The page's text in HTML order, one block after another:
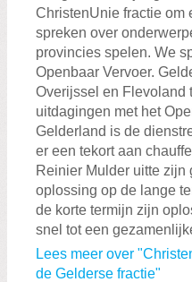
ChristenUnie fractie om
spreken over
provincies spelen. We
Openbaar Vervoer.
Overijssel en Flevoland
uitdagingen met het
Gelderland is de
er een tekort aan
Reinier Mulder uitte zijn
oplossing op de lange
de korte termijn zijn
snel tot een
Lees meer over
de Gelderse fractie"